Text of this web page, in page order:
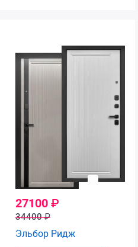
27100 ₽
34400₽
Эльбор Ридж